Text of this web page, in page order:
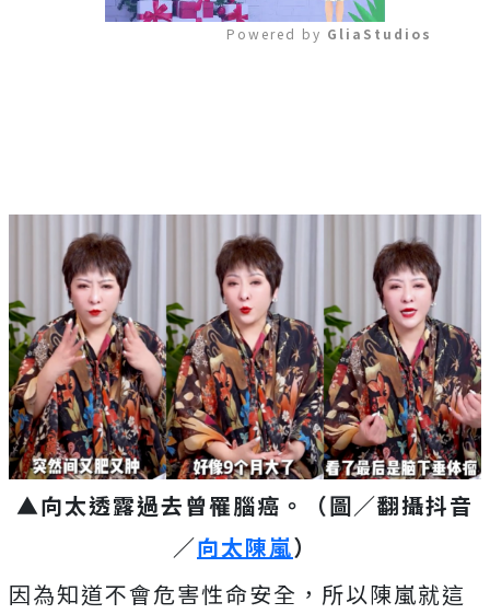
Powered by GliaStudios
▲向太透露過去曾罹腦癌。（圖／翻攝抖音
／向太陳嵐）
因為知道不會危害性命安全，所以陳嵐就這